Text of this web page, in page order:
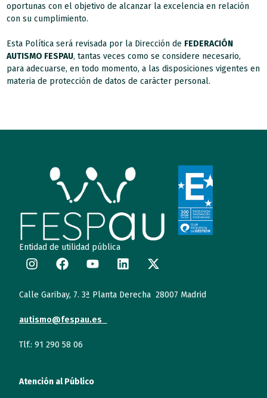
oportunas con el objetivo de alcanzar la excelencia en relación
con su cumplimiento.
Esta Política será revisada por la Dirección de FEDERACIÓN
AUTISMO FESPAU, tantas veces como se considere necesario,
para adecuarse, en todo momento, a las disposiciones vigentes en
materia de protección de datos de carácter personal.
Entidad de utilidad pública
Calle Garibay, 7. 3ª Planta Derecha 28007 Madrid
autismo@fespau.es
Tlf.: 91 290 58 06
Atención al Público